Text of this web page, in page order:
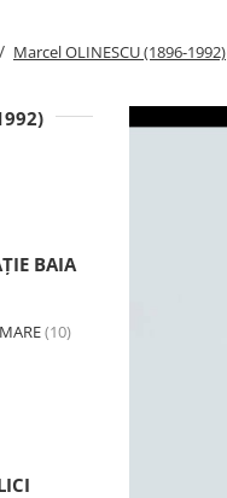
Marcel OLINESCU (1896-1992)
BAIA
(10)